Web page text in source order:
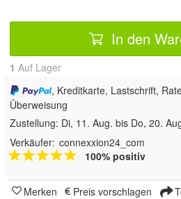
In den
1 Auf Lager
, Kreditkarte, Lastschrift,
Überweisung
Zustellung: Di, 11. Aug. bis Do, 20.
Verkäufer: connexxion24_com
100% positiv
Merken Preis vorschlagen